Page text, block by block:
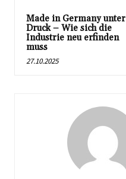
Made in Germany unter
Druck – Wie sich die
Industrie neu erfinden
muss
27.10.2025